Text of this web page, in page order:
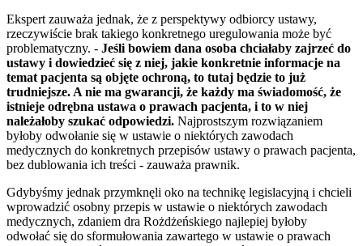
Ekspert zauważa jednak, że z perspektywy odbiorcy ustawy,
rzeczywiście brak takiego konkretnego uregulowania może być
problematyczny. - Jeśli bowiem dana osoba chciałaby zajrzeć do
ustawy i dowiedzieć się z niej, jakie konkretnie informacje na
temat pacjenta są objęte ochroną, to tutaj będzie to już
trudniejsze. A nie ma gwarancji, że każdy ma świadomość, że
istnieje odrębna ustawa o prawach pacjenta, i to w niej
należałoby szukać odpowiedzi. Najprostszym rozwiązaniem
byłoby odwołanie się w ustawie o niektórych zawodach
medycznych do konkretnych przepisów ustawy o prawach pacjenta,
bez dublowania ich treści - zauważa prawnik.
Gdybyśmy jednak przymknęli oko na technikę legislacyjną i chcieli
wprowadzić osobny przepis w ustawie o niektórych zawodach
medycznych, zdaniem dra Rożdżeńskiego najlepiej byłoby
odwołać się do sformułowania zawartego w ustawie o prawach